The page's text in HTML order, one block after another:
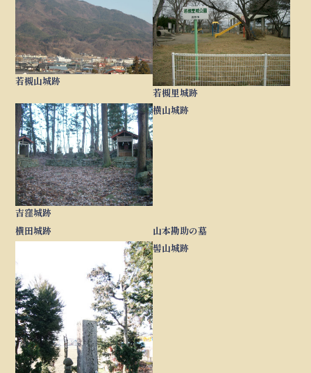
若槻山城跡
若槻里城跡
吉窪城跡
横山城跡
横田城跡 山本勘助の墓
髻山城跡